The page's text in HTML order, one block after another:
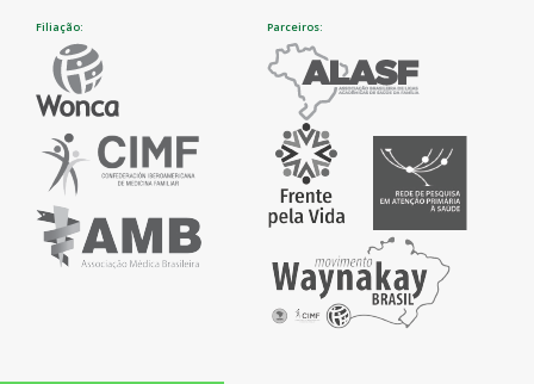
Filiação: Parceiros: